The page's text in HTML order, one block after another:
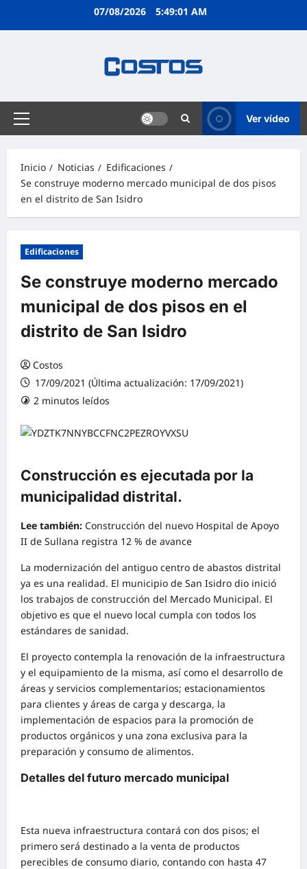
07/08/2026 5:49:02 AM
Ver vídeo
Inicio Noticias
Edificaciones
Se construye moderno mercado municipal de dos pisos
en el distrito de San Isidro
Edificaciones
Se construye moderno mercado
municipal de dos pisos en el
distrito de San Isidro
Costos
17/09/2021 (Última actualización: 17/09/2021)
2 minutos leídos
Construcción es ejecutada por la
municipalidad distrital.
Lee también: Construcción del nuevo Hospital de Apoyo
II de Sullana registra 12 % de avance
La modernización del antiguo centro de abastos distrital
ya es una realidad. El municipio de San Isidro dio inició
los trabajos de construcción del Mercado Municipal. El
objetivo es que el nuevo local cumpla con todos los
estándares de sanidad.
El proyecto contempla la renovación de la infraestructura
y el equipamiento de la misma, así como el desarrollo de
áreas y servicios complementarios; estacionamientos
para clientes y áreas de carga y descarga, la
implementación de espacios para la promoción de
productos orgánicos y una zona exclusiva para la
preparación y consumo de alimentos.
Detalles del futuro mercado municipal
Esta nueva infraestructura contará con dos pisos; el
primero será destinado a la venta de productos
perecibles de consumo diario, contando con hasta 47